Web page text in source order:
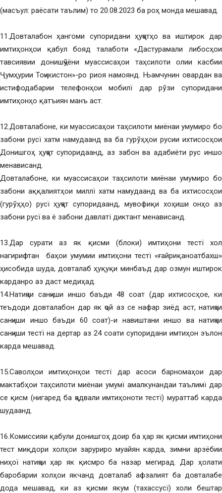
(масъул: раёсати таълим) то 20.08.2023 ба роҳ монда мешавад.
11.Довталабон ҳангоми супоридани ҳуҷҷатҳо ва иштирок дар
имтиҳонҳои қабул бояд талаботи «Дастурамали либосҳои
тавсиявии донишҷўёни муассисаҳои таҳсилоти олии касбии
Ҷумҳурии Тоҷикистон»-ро риоя намоянд. Њамчунин овардан ва
истифодабарии телефонҳои мобилї дар рўзи супоридани
имтиҳонҳо қатъиян манъ аст.
12.Довталабоне, ки муассисаҳои таҳсилоти миёнаи умумиро бо
забони русї хатм намудаанд ва ба гурўҳҳои русии ихтисосҳои
Донишгоҳ ҳуҷҷат супоридаанд, аз забон ва адабиёти рус иншо
менависанд.
Довталабоне, ки муассисаҳои таҳсилоти миёнаи умумиро бо
забони аққалиятҳои миллї хатм намудаанд ва ба ихтисосҳои
(гурўҳҳо) русї ҳуҷҷат супоридаанд, мувофиқи хоҳиши онҳо аз
забони русї ва ё забони давлатї диктант менависанд.
13.Дар сурати аз як қисми (блоки) имтиҳони тестї хол
нагирифтан баҳои умумии имтиҳони тестї «ғайриқаноатбахш»
ҳисобида шуда, довталаб ҳуқуқи минбаъд дар озмун иштирок
карданро аз даст медиҳад.
14.Натиҷаи санҷиши иншо баъди 48 соат (дар ихтисосҳое, ки
теъдоди довталабон дар як ҷой аз се нафар зиёд аст, натиҷаи
санҷиши иншо баъди 60 соат)-и навиштани иншо ва натиҷаи
санҷиши тестї на дертар аз 24 соати супоридани имтиҳон эълон
карда мешавад.
15.Саволҳои имтиҳонҳои тестї дар асоси барномаҳои дар
мактабҳои таҳсилоти миёнаи умумї амалкунандаи таълимї дар
се қисм (нигаред ба ҷадвали имтиҳоноти тестї) мураттаб карда
шудаанд.
16.Комиссияи қабули донишгоҳ доир ба ҳар як қисми имтиҳони
тест миқдори холҳои заруриро муайян карда, зимни арзёбии
ниҳої натиҷаи ҳар як қисмро ба назар мегирад. Дар ҳолати
баробарии холҳои якчанд довталаб афзалият ба довталабе
дода мешавад, ки аз қисми якум (тахассусї) холи бештар